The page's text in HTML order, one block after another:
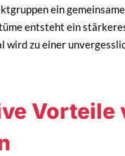
ein
entsteht ein
zu einer
Vorteile